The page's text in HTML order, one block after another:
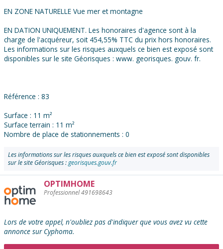
EN ZONE NATURELLE Vue mer et montagne
EN DATION UNIQUEMENT. Les honoraires d'agence sont à la
charge de l'acquéreur, soit 454,55% TTC du prix hors honoraires.
Les informations sur les risques auxquels ce bien est exposé sont
disponibles sur le site Géorisques : www. georisques. gouv. fr.
Référence : 83
Surface : 11 m²
Surface terrain : 11 m²
Nombre de place de stationnements : 0
Les informations sur les risques auxquels ce bien est exposé sont disponibles
sur le site Géorisques :georisques.gouv.fr
Contacter
l'annonceur
:
OPTIMHOME
Professionnel 491698643
Lors de votre appel, n'oubliez pas d'indiquer que vous avez vu cette
annonce sur Cyphoma.